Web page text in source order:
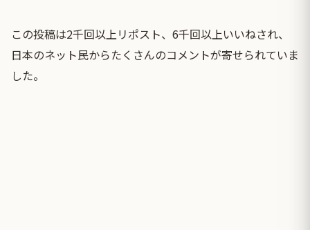
この投稿は2千回以上リポスト、6千回以上いいねされ、
日本のネット民からたくさんのコメントが寄せられていま
した。